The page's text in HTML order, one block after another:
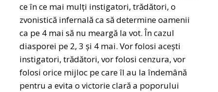
ce în ce mai mulți instigatori, trădători, o
zvonistică infernală ca să determine oamenii
ca pe 4 mai să nu meargă la vot. În cazul
diasporei pe 2, 3 și 4 mai. Vor folosi acești
instigatori, trădători, vor folosi cenzura, vor
folosi orice mijloc pe care îl au la îndemână
pentru a evita o victorie clară a poporului